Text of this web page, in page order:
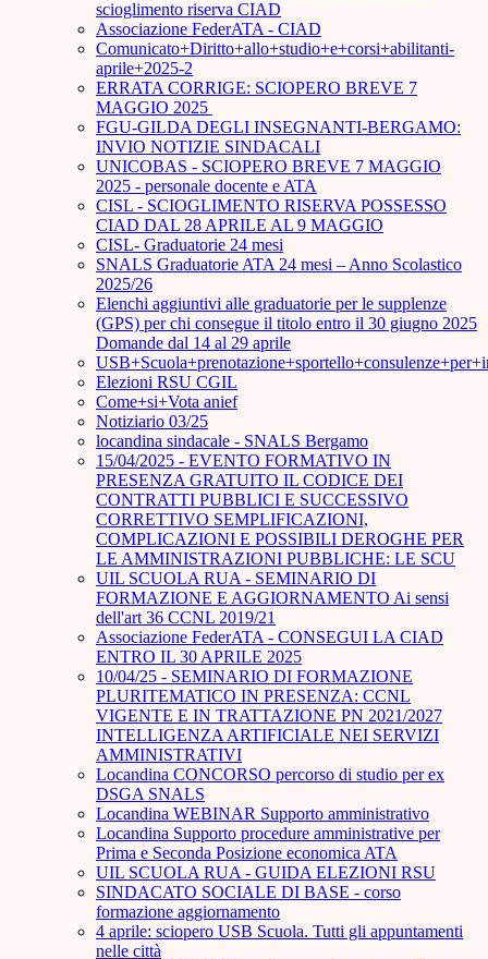
scioglimento riserva CIAD
Associazione FederATA - CIAD
Comunicato+Diritto+allo+studio+e+corsi+abilitanti-
aprile+2025-2
ERRATA CORRIGE: SCIOPERO BREVE 7
MAGGIO 2025
FGU-GILDA DEGLI INSEGNANTI-BERGAMO:
INVIO NOTIZIE SINDACALI
UNICOBAS - SCIOPERO BREVE 7 MAGGIO
2025 - personale docente e ATA
CISL - SCIOGLIMENTO RISERVA POSSESSO
CIAD DAL 28 APRILE AL 9 MAGGIO
CISL- Graduatorie 24 mesi
SNALS Graduatorie ATA 24 mesi – Anno Scolastico
2025/26
Elenchi aggiuntivi alle graduatorie per le supplenze
(GPS) per chi consegue il titolo entro il 30 giugno 2025
Domande dal 14 al 29 aprile
Elezioni RSU CGIL
Come+si+Vota anief
Notiziario 03/25
locandina sindacale - SNALS Bergamo
15/04/2025 - EVENTO FORMATIVO IN
PRESENZA GRATUITO IL CODICE DEI
CONTRATTI PUBBLICI E SUCCESSIVO
CORRETTIVO SEMPLIFICAZIONI,
COMPLICAZIONI E POSSIBILI DEROGHE PER
LE AMMINISTRAZIONI PUBBLICHE: LE SCU
UIL SCUOLA RUA - SEMINARIO DI
FORMAZIONE E AGGIORNAMENTO Ai sensi
dell'art 36 CCNL 2019/21
Associazione FederATA - CONSEGUI LA CIAD
ENTRO IL 30 APRILE 2025
10/04/25 - SEMINARIO DI FORMAZIONE
PLURITEMATICO IN PRESENZA: CCNL
VIGENTE E IN TRATTAZIONE PN 2021/2027
INTELLIGENZA ARTIFICIALE NEI SERVIZI
AMMINISTRATIVI
Locandina CONCORSO percorso di studio per ex
DSGA SNALS
Locandina WEBINAR Supporto amministrativo
Locandina Supporto procedure amministrative per
Prima e Seconda Posizione economica ATA
UIL SCUOLA RUA - GUIDA ELEZIONI RSU
SINDACATO SOCIALE DI BASE - corso
formazione aggiornamento
4 aprile: sciopero USB Scuola. Tutti gli appuntamenti
nelle città